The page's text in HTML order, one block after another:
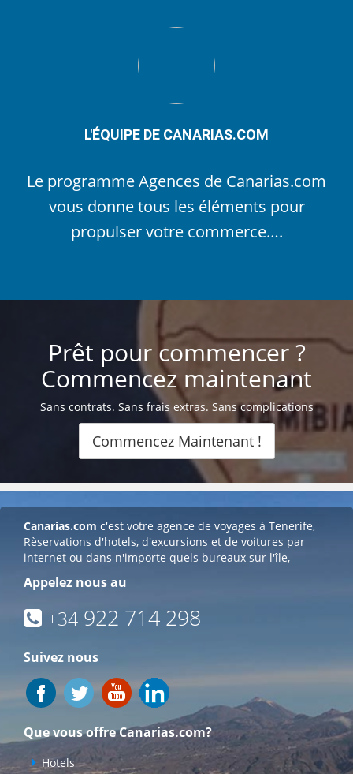
L'ÉQUIPE DE CANARIAS.COM
Le programme Agences de Canarias.com
vous donne tous les éléments pour
propulser votre commerce….
Prêt pour commencer ?
Commencez maintenant
Sans contrats. Sans frais extras. Sans complications
Commencez Maintenant !
Canarias.com c'est votre agence de voyages à Tenerife,
Rèservations d'hotels, d'excursions et de voitures par
internet ou dans n'importe quels bureaux sur l'île,
Appelez nous au
+34 922 714 298
Suivez nous
Que vous offre Canarias.com?
Hotels